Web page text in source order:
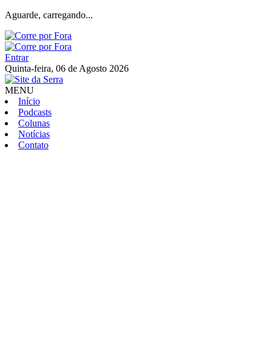
Aguarde, carregando...
Entrar
Quinta-feira, 06 de Agosto 2026
MENU
Início
Podcasts
Colunas
Notícias
Contato